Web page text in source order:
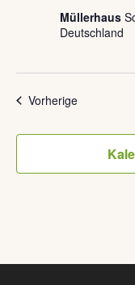
Müllerhaus
Deutschland
Vorherige